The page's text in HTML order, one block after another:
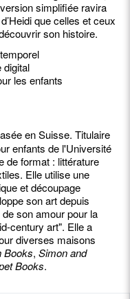
simplifiée ravira
que celles et ceux
son histoire.
digital
les enfants
en Suisse. Titulaire
enfants de l'Université
de format : littérature
Elle utilise une
et découpage
son art depuis
son amour pour la
century art". Elle a
diverses maisons
Books, Simon and
Books.